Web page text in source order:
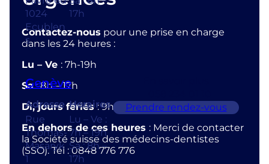
1024
Ecublen
s
17h
Genève
Adresse
Rue
Thomas-
Masaryk
1
Horaires
Lu – Ve :
7h – 19h
Sa : 8h –
17h
Prendre rendez-vous
Contactez-nous pour une prise en charge
dans les 24 heures :
Lu – Ve : 7h-19h
Sa: 8h – 17h
Di, jours fériés: 9h – 12h
En dehors de ces heures : Merci de contacter
la Société suisse des médecins-dentistes
(SSO). Tél : 0848 776 776